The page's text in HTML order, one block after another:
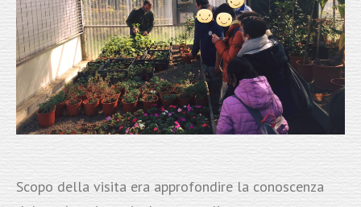
Scopo della visita era approfondire la conoscenza